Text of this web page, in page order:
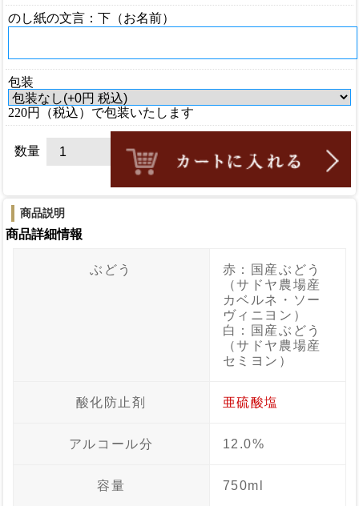
のし紙の文言：下（お名前）
包装
220円（税込）で包装いたします
数量
商品説明
商品詳細情報
ぶどう
赤：国産ぶどう
（サドヤ農場産
カベルネ・ソー
ヴィニヨン）
白：国産ぶどう
（サドヤ農場産
セミヨン）
酸化防止剤 亜硫酸塩
アルコール分 12.0%
容量 750ml